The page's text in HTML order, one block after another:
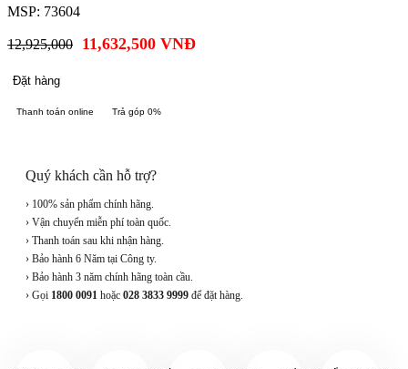
MSP: 73604
12,925,000 11,632,500 VNĐ
Đặt hàng
Thanh toán online Trả góp 0%
Quý khách cần hỗ trợ?
› 100% sản phẩm chính hãng.
› Vận chuyển miễn phí toàn quốc.
› Thanh toán sau khi nhận hàng.
› Bảo hành 6 Năm tại Công ty.
› Bảo hành 3 năm chính hãng toàn cầu.
› Gọi 1800 0091 hoặc 028 3833 9999 để đặt hàng.